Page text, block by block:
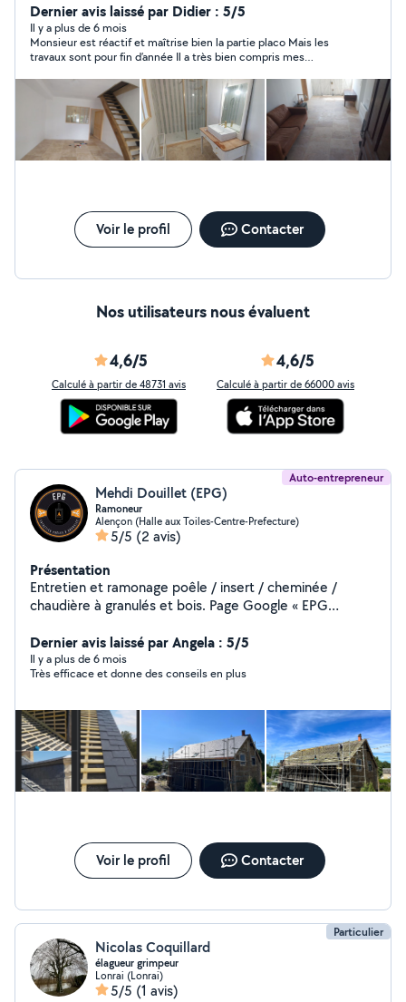
Dernier avis laissé par Didier : 5/5
Il y a plus de 6 mois
Monsieur est réactif et maîtrise bien la partie placo Mais les
travaux sont pour fin d’année Il a très bien compris mes
Voir le profil Contacter
Nos utilisateurs nous évaluent
4,6/5
Calculé à partir de 48731 avis
4,6/5
Calculé à partir de 66000 avis
Auto-entrepreneur
Mehdi Douillet (EPG)
Ramoneur
Alençon (Halle aux Toiles-Centre-Prefecture)
5/5 (2 avis)
Présentation
Entretien et ramonage poêle / insert / cheminée /
chaudière à granulés et bois. Page Google « EPG
renseignements Zéro sept cinquante deux cinquante
quatre cinquante quatre soixante huit
Dernier avis laissé par Angela : 5/5
Il y a plus de 6 mois
Très efficace et donne des conseils en plus
Voir le profil Contacter
Particulier
Nicolas Coquillard
élagueur grimpeur
Lonrai (Lonrai)
5/5 (1 avis)